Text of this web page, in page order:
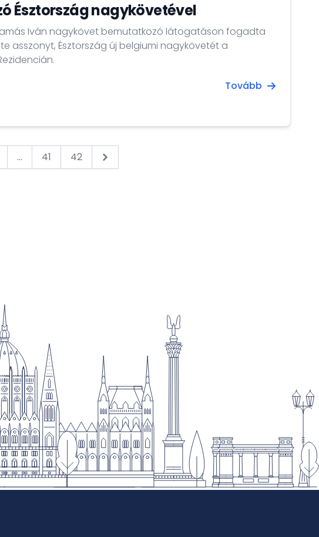
Észtország nagykövetével
Iván nagykövet bemutatkozó látogatáson fogadta
asszonyt, Észtország új belgiumi nagykövetét a
Tovább
... 41 42 Next &raquo;